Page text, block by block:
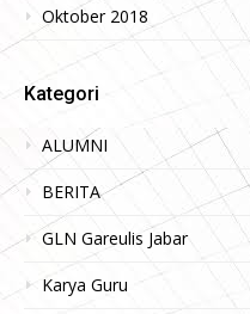
Oktober 2018
Kategori
ALUMNI
BERITA
GLN Gareulis Jabar
Karya Guru